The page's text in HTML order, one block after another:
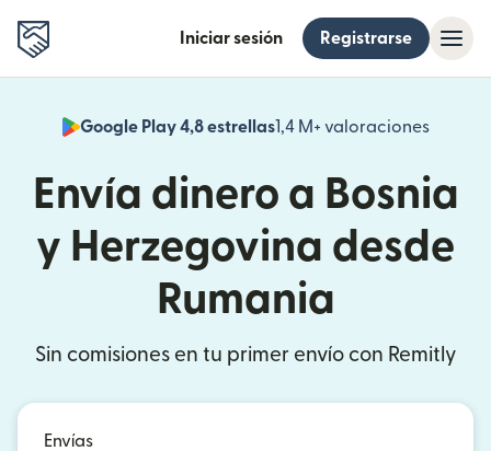
Iniciar sesión Registrarse
Google Play 4,8 estrellas1,4 M+ valoraciones
(se
Envía dinero a Bosnia
y Herzegovina desde
Rumania
Sin comisiones en tu primer envío con Remitly
Envías